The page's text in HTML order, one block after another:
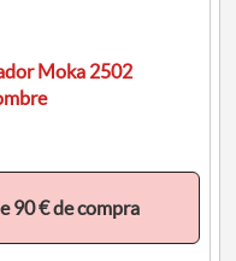
Moka 2502
90 € de compra